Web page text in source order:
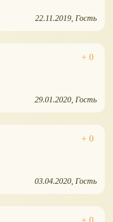
22.11.2019 Гость
29.01.2020 Гость
03.04.2020 Гость